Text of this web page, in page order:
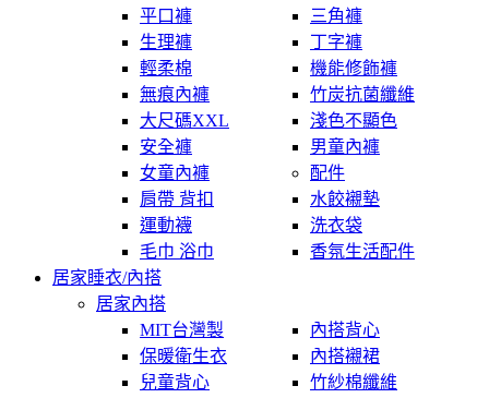
平口褲
三角褲
生理褲
丁字褲
輕柔棉
機能修飾褲
無痕內褲
竹炭抗菌纖維
大尺碼XXL
淺色不顯色
安全褲
男童內褲
女童內褲
配件
肩帶 背扣
水餃襯墊
運動襪
洗衣袋
毛巾 浴巾
香氛生活配件
居家睡衣/內搭
居家內搭
MIT台灣製
內搭背心
保暖衛生衣
內搭襯裙
兒童背心
竹紗棉纖維